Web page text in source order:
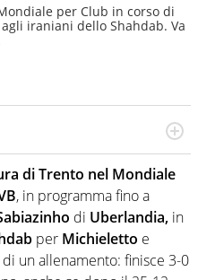
per Club in corso di
iraniani dello Shahdab. Va
a tutto campo, è il
a chiedergli di boxe, di
ve ne farà innamorare
diTrento nel Mondiale
, in programma fino a
di Uberlandia, in
per Michieletto e
un allenamento: finisce 3-0